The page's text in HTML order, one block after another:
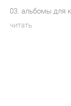
03. альбомы для
читать